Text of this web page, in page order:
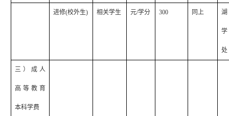
进修(校外生) 相关学生 元/学分 300 同上
处
三）成人
高等教育
本科学费